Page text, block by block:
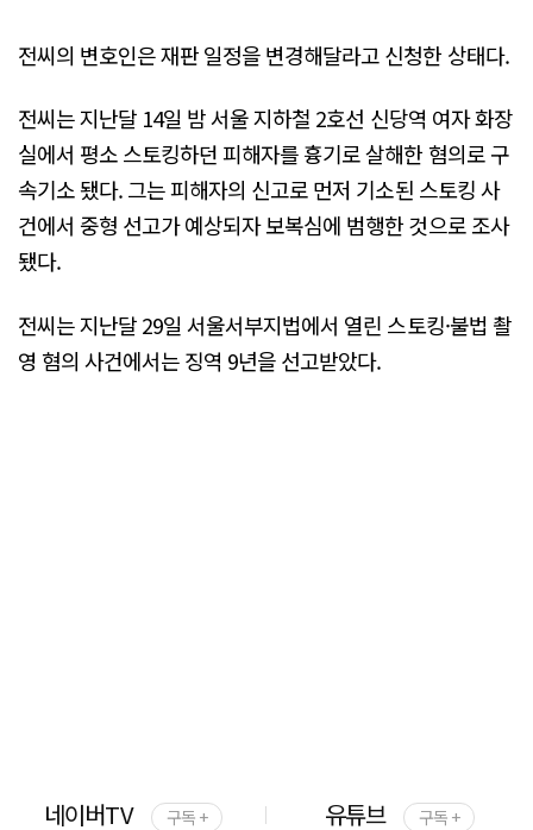
전씨의 변호인은 재판 일정을 변경해달라고 신청한 상태다.
전씨는 지난달 14일 밤 서울 지하철 2호선 신당역 여자 화장
실에서 평소 스토킹하던 피해자를 흉기로 살해한 혐의로 구
속기소 됐다. 그는 피해자의 신고로 먼저 기소된 스토킹 사
건에서 중형 선고가 예상되자 보복심에 범행한 것으로 조사
됐다.
전씨는 지난달 29일 서울서부지법에서 열린 스토킹·불법 촬
영 혐의 사건에서는 징역 9년을 선고받았다.
네이버TV 구독 + 유튜브 구독 +